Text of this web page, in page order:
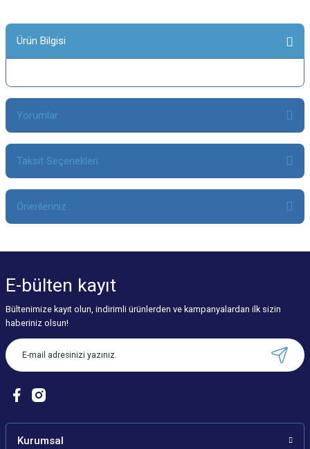
Ürün Bilgisi
Yorumlar
Bu ürüne ilk yorumu siz yapın!
Taksit Seçenekleri
Önerileriniz
Görüş ve önerileriniz için teşekkür ederiz.
Ürün resmi kalitesiz, bozuk veya görüntülenemiyor.
Ürün açıklamasında eksik bilgiler bulunuyor.
Ürün bilgilerinde hatalar bulunuyor.
Bu ürüne benzer farklı alternatifler olmalı.
E-bülten kayıt
Bültenimize kayıt olun, indirimli ürünlerden ve kampanyalardan ilk sizin
haberiniz olsun!
Kurumsal